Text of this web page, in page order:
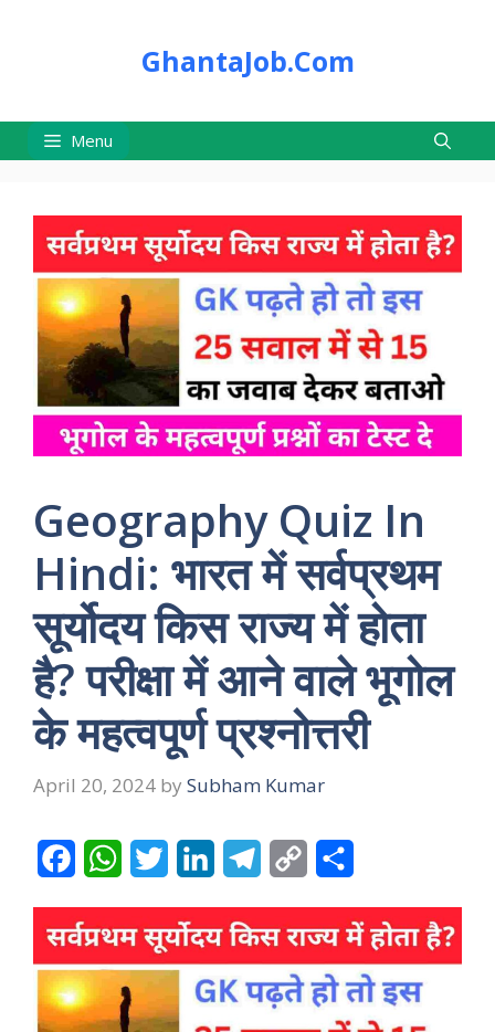
GhantaJob.Com
Menu
Geography Quiz In
Hindi: भारत में सर्वप्रथम
सूर्योदय किस राज्य में होता
है? परीक्षा में आने वाले भूगोल
के महत्वपूर्ण प्रश्नोत्तरी
April 20, 2024 by Subham Kumar
c
e
b
W
a
t
s
i
t
t
n
k
e
l
e
g
p
y
L
a
r
e